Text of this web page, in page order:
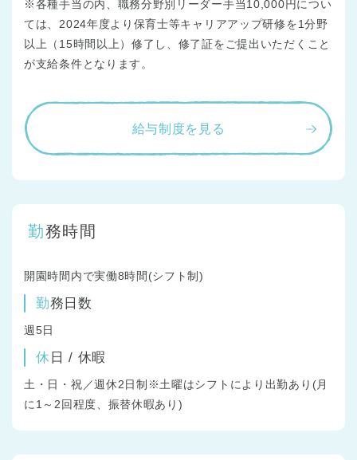
※各種手当の内、職務分野別リーダー手当10,000円につい
ては、2024年度より保育士等キャリアアップ研修を1分野
以上（15時間以上）修了し、修了証をご提出いただくこと
が支給条件となります。
給与制度を見る
勤務時間
開園時間内で実働8時間(シフト制)
勤務日数
週5日
休日 / 休暇
土・日・祝／週休2日制※土曜はシフトにより出勤あり(月
に1～2回程度、振替休暇あり)